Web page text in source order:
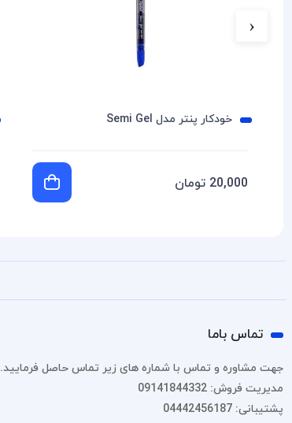
خودکار پنتر مدل Semi Gel
20,000 تومان
‹
تماس باما
جهت مشاوره و تماس با شماره های زیر تماس حاصل فرمایید.
مدیریت فروش: 09141844332
پشتیبانی: 04442456187